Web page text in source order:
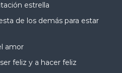
estrella
de los demás para estar
amor
feliz y a hacer feliz